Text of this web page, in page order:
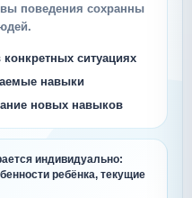
поведения сохранны
ситуациях
навыки
новых навыков
индивидуально:
ребёнка, текущие